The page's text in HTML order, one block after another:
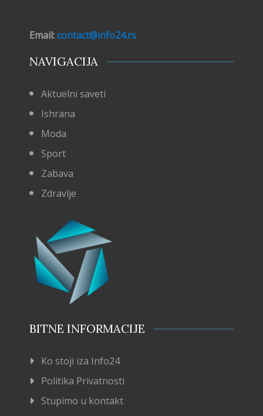
Email:contact@info24.rs
NAVIGACIJA
Aktuelni saveti
Ishrana
Moda
Sport
Zabava
Zdravlje
BITNE INFORMACIJE
Ko stoji iza Info24
Politika Privatnosti
Stupimo u kontakt